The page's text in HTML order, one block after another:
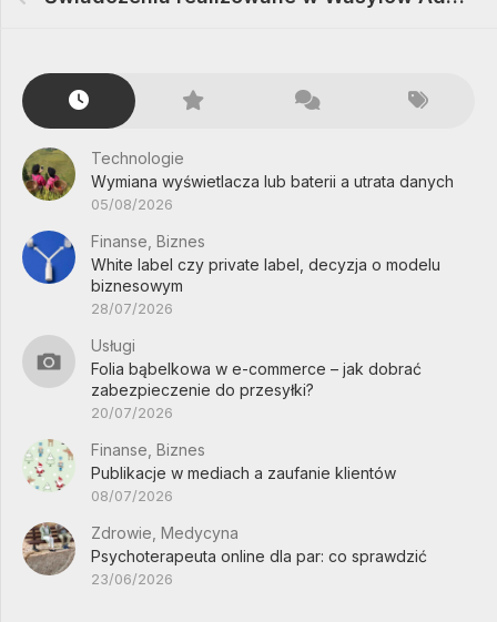
Technologie
Wymiana wyświetlacza lub baterii a utrata danych
05/08/2026
Finanse, Biznes
White label czy private label, decyzja o modelu
biznesowym
28/07/2026
Usługi
Folia bąbelkowa w e-commerce – jak dobrać
zabezpieczenie do przesyłki?
20/07/2026
Finanse, Biznes
Publikacje w mediach a zaufanie klientów
08/07/2026
Zdrowie, Medycyna
Psychoterapeuta online dla par: co sprawdzić
23/06/2026